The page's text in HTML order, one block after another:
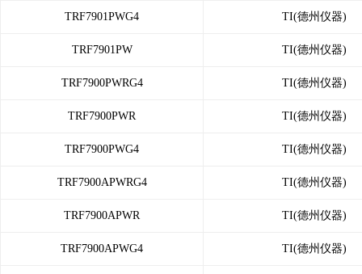
TRF7901PWG4 TI(德州仪器)
TRF7901PW TI(德州仪器)
TRF7900PWRG4 TI(德州仪器)
TRF7900PWR TI(德州仪器)
TRF7900PWG4 TI(德州仪器)
TRF7900APWRG4 TI(德州仪器)
TRF7900APWR TI(德州仪器)
TRF7900APWG4 TI(德州仪器)